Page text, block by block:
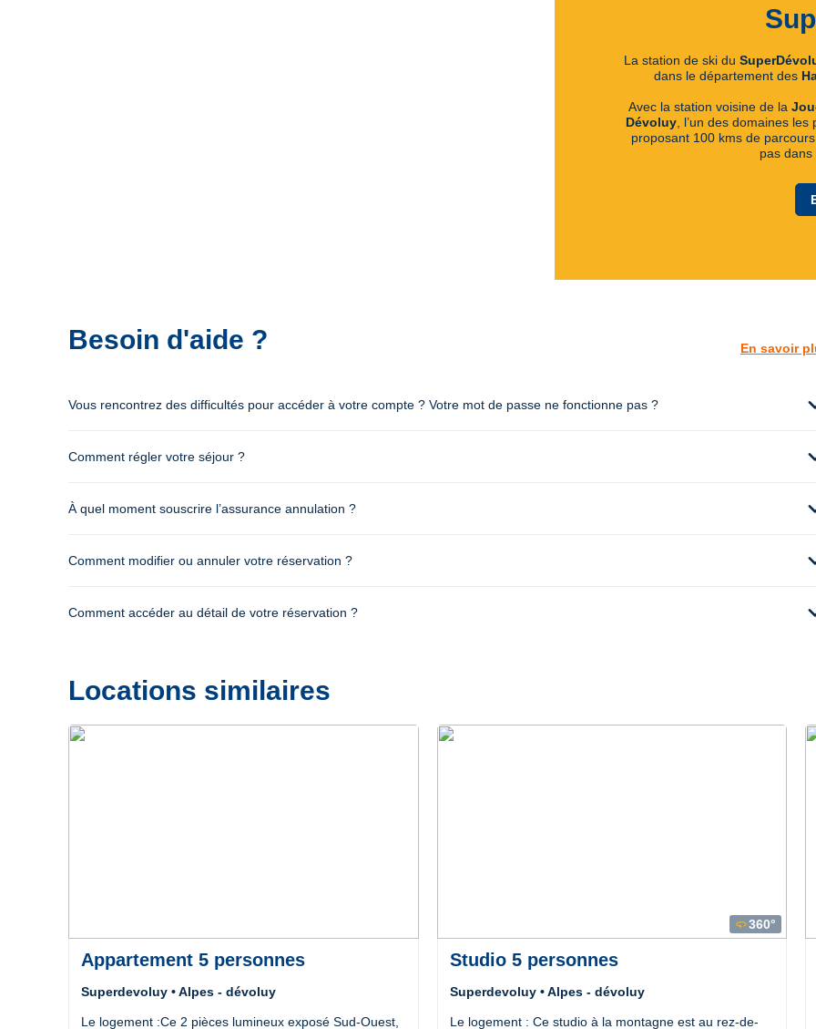
La station de ski du
dans le département des
Avec la station voisine de la
Dévoluy , l’un des domaines
proposant 100 kms de
pas
Besoin d'aide ? En savoir
Vous rencontrez des difficultés pour accéder à votre compte ? Votre mot de passe ne fonctionne pas ?
Comment régler votre séjour ?
À quel moment souscrire l’assurance annulation ?
Comment modifier ou annuler votre réservation ?
Comment accéder au détail de votre réservation ?
Locations similaires
Précédent
Appartement 5 personnes
Superdevoluy • Alpes - dévoluy
Le logement :Ce 2 pièces lumineux exposé Sud-Ouest,
360360°
Studio 5 personnes
Superdevoluy • Alpes - dévoluy
Le logement : Ce studio à la montagne est au rez-de-
Suivant